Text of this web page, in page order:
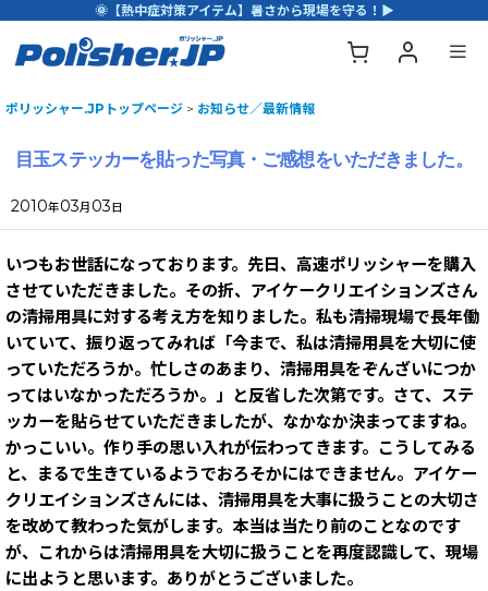
🌞【熱中症対策アイテム】暑さから現場を守る！▶
ポリッシャー.JPトップページ > お知らせ／最新情報
目玉ステッカーを貼った写真・ご感想をいただきました。
2010年03月 03日
いつもお世話になっております。先日、高速ポリッシャーを購入
させていただきました。その折、アイケークリエイションズさん
の清掃用具に対する考え方を知りました。私も清掃現場で長年働
いていて、振り返ってみれば「今まで、私は清掃用具を大切に使
っていただろうか。忙しさのあまり、清掃用具をぞんざいにつか
ってはいなかっただろうか。」と反省した次第です。さて、ステ
ッカーを貼らせていただきましたが、なかなか決まってますね。
かっこいい。作り手の思い入れが伝わってきます。こうしてみる
と、まるで生きているようでおろそかにはできません。アイケー
クリエイションズさんには、清掃用具を大事に扱うことの大切さ
を改めて教わった気がします。本当は当たり前のことなのです
が、これからは清掃用具を大切に扱うことを再度認識して、現場
に出ようと思います。ありがとうございました。